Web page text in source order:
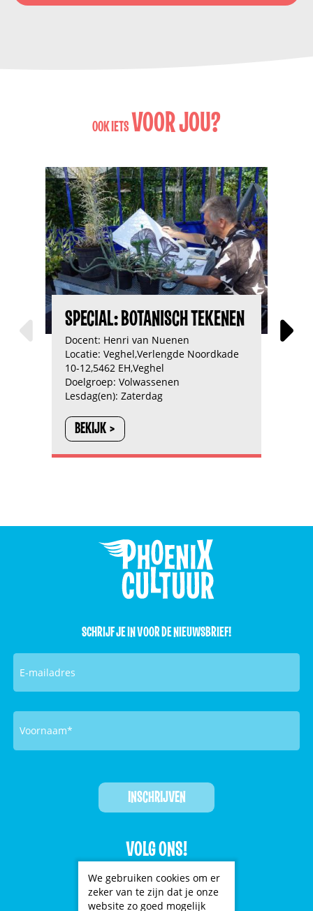
OOK IETS VOOR JOU?
SPECIAL: BOTANISCH TEKENEN
Docent: Henri van Nuenen
Locatie: Veghel,Verlengde Noordkade
10-12,5462 EH,Veghel
Doelgroep: Volwassenen
Lesdag(en): Zaterdag
BEKIJK
SCHRIJF JE IN VOOR DE NIEUWSBRIEF!
VOLG ONS!
  
We gebruiken cookies om er
zeker van te zijn dat je onze
website zo goed mogelijk